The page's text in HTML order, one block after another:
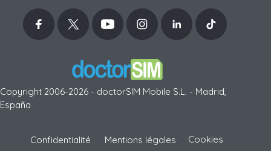
Copyright 2006-2026 - doctorSIM Mobile S.L. - Madrid,
España
Confidentialité Mentions légales Cookies